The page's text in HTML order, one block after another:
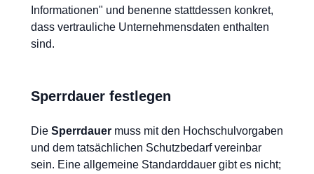
Informationen" und benenne stattdessen konkret,
dass vertrauliche Unternehmensdaten enthalten
sind.
Sperrdauer festlegen
Die Sperrdauer muss mit den Hochschulvorgaben
und dem tatsächlichen Schutzbedarf vereinbar
sein. Eine allgemeine Standarddauer gibt es nicht;